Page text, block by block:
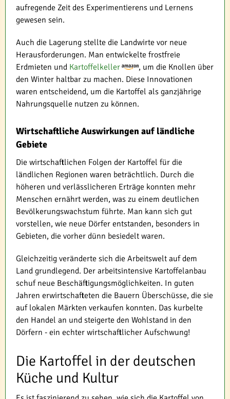
aufregende Zeit des Experimentierens und Lernens
gewesen sein.
Auch die Lagerung stellte die Landwirte vor neue
Herausforderungen. Man entwickelte frostfreie
Erdmieten und Kartoffelkeller
, um die Knollen über
den Winter haltbar zu machen. Diese Innovationen
waren entscheidend, um die Kartoffel als ganzjährige
Nahrungsquelle nutzen zu können.
Wirtschaftliche Auswirkungen auf ländliche
Gebiete
Die wirtschaftlichen Folgen der Kartoffel für die
ländlichen Regionen waren beträchtlich. Durch die
höheren und verlässlicheren Erträge konnten mehr
Menschen ernährt werden, was zu einem deutlichen
Bevölkerungswachstum führte. Man kann sich gut
vorstellen, wie neue Dörfer entstanden, besonders in
Gebieten, die vorher dünn besiedelt waren.
Gleichzeitig veränderte sich die Arbeitswelt auf dem
Land grundlegend. Der arbeitsintensive Kartoffelanbau
schuf neue Beschäftigungsmöglichkeiten. In guten
Jahren erwirtschafteten die Bauern Überschüsse, die sie
auf lokalen Märkten verkaufen konnten. Das kurbelte
den Handel an und steigerte den Wohlstand in den
Dörfern - ein echter wirtschaftlicher Aufschwung!
Die Kartoffel in der deutschen
Küche und Kultur